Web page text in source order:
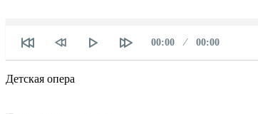
Текущее
00:00 00:00
Детская опера